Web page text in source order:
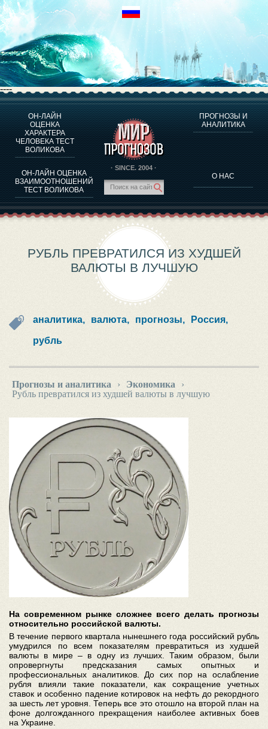
----
ОН-ЛАЙН
ОЦЕНКА
ХАРАКТЕРА
ЧЕЛОВЕКА ТЕСТ
ВОЛИКОВА
ОН-ЛАЙН ОЦЕНКА
ВЗАИМООТНОШЕНИЙ
ТЕСТ ВОЛИКОВА
· SINCE. 2004 ·
ПРОГНОЗЫ И
АНАЛИТИКА
О НАС
О ПРОГРАММЕ
ОЦЕНКА ХАРАКТЕРA ЧЕЛОВЕКА
ОЦЕНКА ХАРАКТЕРА ВЫДАЮЩИХСЯ ЛИЧНОСТЕЙ
О ПРОГРАММЕ
ТЕСТ НА СОВМЕСТИМОСТЬ ВОЛИКОВА
ПРОГНОЗЫ И АНАЛИТИКА
РУБЛЬ ПРЕВРАТИЛСЯ ИЗ ХУДШЕЙ
ВАЛЮТЫ В ЛУЧШУЮ
аналитика, валюта, прогнозы, Россия,
рубль
Прогнозы и аналитика › Экономика
›
Рубль превратился из худшей валюты в лучшую
На современном рынке сложнее всего делать прогнозы
относительно российской валюты.
В течение первого квартала нынешнего года российский рубль
умудрился по всем показателям превратиться из худшей
валюты в мире – в одну из лучших. Таким образом, были
опровергнуты предсказания самых опытных и
профессиональных аналитиков. До сих пор на ослабление
рубля влияли такие показатели, как сокращение учетных
ставок и особенно падение котировок на нефть до рекордного
за шесть лет уровня. Теперь все это отошло на второй план на
фоне долгожданного прекращения наиболее активных боев
на Украине.